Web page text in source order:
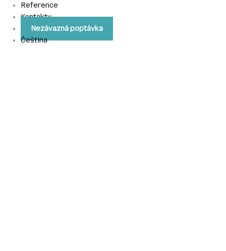
Reference
Kontakty
Nezávazná poptávka
Čeština